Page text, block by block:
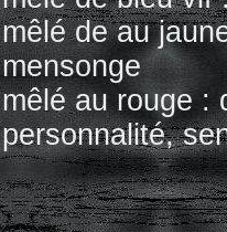
mêlé de au
mensonge
mêlé au rouge :
personnalité,